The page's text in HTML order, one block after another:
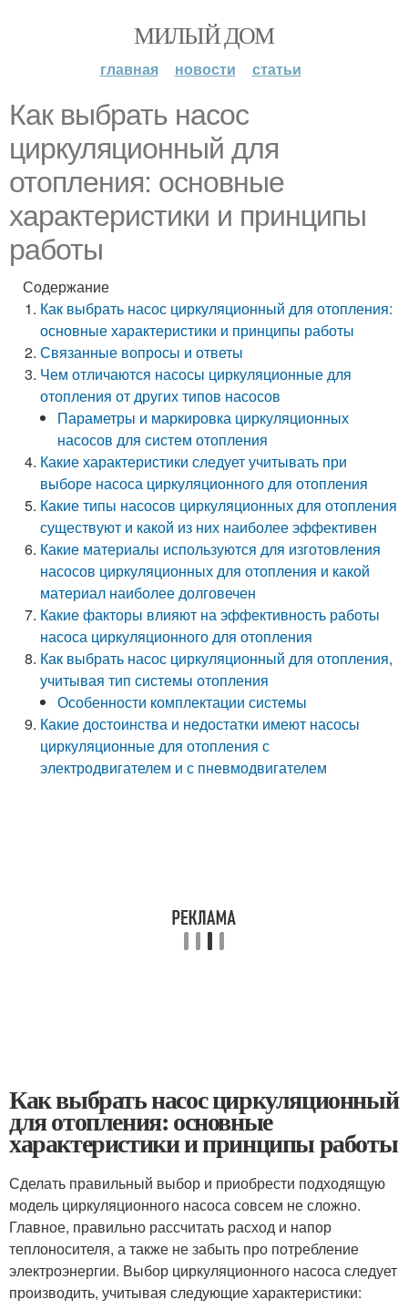
МИЛЫЙ ДОМ
главная новости статьи
Как выбрать насос
циркуляционный для
отопления: основные
характеристики и принципы
работы
Содержание
Как выбрать насос циркуляционный для отопления:
основные характеристики и принципы работы
Связанные вопросы и ответы
Чем отличаются насосы циркуляционные для
отопления от других типов насосов
Параметры и маркировка циркуляционных
насосов для систем отопления
Какие характеристики следует учитывать при
выборе насоса циркуляционного для отопления
Какие типы насосов циркуляционных для отопления
существуют и какой из них наиболее эффективен
Какие материалы используются для изготовления
насосов циркуляционных для отопления и какой
материал наиболее долговечен
Какие факторы влияют на эффективность работы
насоса циркуляционного для отопления
Как выбрать насос циркуляционный для отопления,
учитывая тип системы отопления
Особенности комплектации системы
Какие достоинства и недостатки имеют насосы
циркуляционные для отопления с
электродвигателем и с пневмодвигателем
Как выбрать насос циркуляционный
для отопления: основные
характеристики и принципы работы
Сделать правильный выбор и приобрести подходящую
модель циркуляционного насоса совсем не сложно.
Главное, правильно рассчитать расход и напор
теплоносителя, а также не забыть про потребление
электроэнергии. Выбор циркуляционного насоса следует
производить, учитывая следующие характеристики: